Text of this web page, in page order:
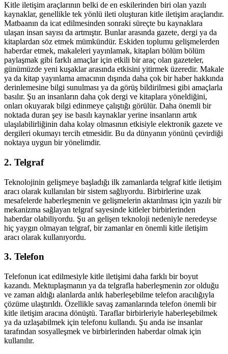
Kitle iletişim araçlarının belki de en eskilerinden biri olan yazılı
kaynaklar, genellikle tek yönlü ileti oluşturan kitle iletişim araçlarıdır.
Matbaanın da icat edilmesinden sonraki süreçte bu kaynaklara
ulaşan insan sayısı da artmıştır. Bunlar arasında gazete, dergi ya da
kitaplardan söz etmek mümkündür. Eskiden toplumu gelişmelerden
haberdar etmek, makaleleri yayınlamak, kitapları bölüm bölüm
paylaşmak gibi farklı amaçlar için etkili bir araç olan gazeteler,
günümüzde yeni kuşaklar arasında etkisini yitirmek üzeredir. Makale
ya da kitap yayınlama amacının dışında daha çok bir haber hakkında
derinlemesine bilgi sunulması ya da görüş bildirilmesi gibi amaçlarla
basılır. Şu an insanların daha çok dergi ve kitaplara yöneldiğini,
onları okuyarak bilgi edinmeye çalıştığı görülür. Daha önemli bir
noktada duran şey ise basılı kaynaklar yerine insanların artık
ulaşılabilirliğinin daha kolay olmasının etkisiyle elektronik gazete ve
dergileri okumayı tercih etmesidir. Bu da dünyanın yönünü çevirdiği
noktaya uygun bir yönelimdir.
2. Telgraf
Teknolojinin gelişmeye başladığı ilk zamanlarda telgraf kitle iletişim
aracı olarak kullanılan bir sistem sağlıyordu. Birbirlerine uzak
mesafelerde haberleşmenin ve gelişmelerin aktarılması için yazılı bir
mekanizma sağlayan telgraf sayesinde kitleler birbirlerinden
haberdar olabiliyordu. Şu an gelişen teknoloji nedeniyle neredeyse
hiç yaygın olmayan telgraf, bir zamanlar en önemli kitle iletişim
aracı olarak kullanıyordu.
3. Telefon
Telefonun icat edilmesiyle kitle iletişimi daha farklı bir boyut
kazandı. Mektuplaşmanın ya da telgrafla haberleşmenin zor olduğu
ve zaman aldığı alanlarda anlık haberleşebilme telefon aracılığıyla
çözüme ulaştırıldı. Özellikle savaş zamanlarında telefon önemli bir
kitle iletişim aracına dönüştü. Taraflar birbirleriyle haberleşebilmek
ya da uzlaşabilmek için telefonu kullandı. Şu anda ise insanlar
tarafından sosyalleşmek ve birbirlerinden haberdar olmak için
kullanılır.